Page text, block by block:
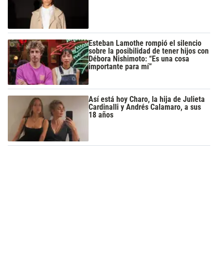
Esteban Lamothe rompió el silencio
sobre la posibilidad de tener hijos con
Débora Nishimoto: “Es una cosa
importante para mí”
Así está hoy Charo, la hija de Julieta
Cardinalli y Andrés Calamaro, a sus
18 años